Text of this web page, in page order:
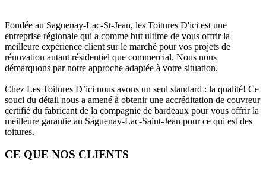
Fondée au Saguenay-Lac-St-Jean, les Toitures D'ici est une
entreprise régionale qui a comme but ultime de vous offrir la
meilleure expérience client sur le marché pour vos projets de
rénovation autant résidentiel que commercial. Nous nous
démarquons par notre approche adaptée à votre situation.
Chez Les Toitures D’ici nous avons un seul standard : la qualité! Ce
souci du détail nous a amené à obtenir une accréditation de couvreur
certifié du fabricant de la compagnie de bardeaux pour vous offrir la
meilleure garantie au Saguenay-Lac-Saint-Jean pour ce qui est des
toitures.
CE QUE NOS CLIENTS